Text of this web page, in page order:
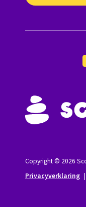
Copyright © 2026
Privacyverklaring |